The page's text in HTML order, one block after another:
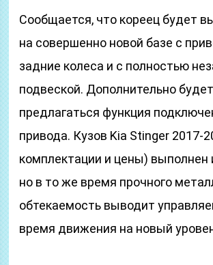
Сообщается, что кореец будет
на совершенно новой базе с
задние колеса и с полностью
подвеской. Дополнительно будет
предлагаться функция
привода. Кузов Kia Stinger 2017-
комплектации и цены) выполнен
но в то же время прочного
обтекаемость выводит
время движения на новый